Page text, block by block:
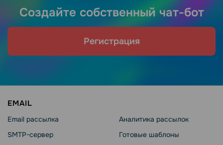
Создайте собственный чат-бот
Регистрация
EMAIL
Email рассылка
SMTP-сервер
Аналитика рассылок
Готовые шаблоны